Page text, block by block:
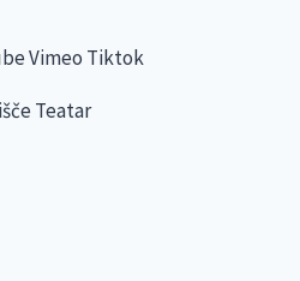
Vimeo Tiktok
Teatar